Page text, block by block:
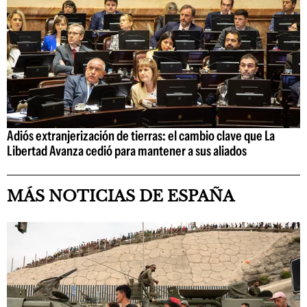
Adiós extranjerización de tierras: el cambio clave que La
Libertad Avanza cedió para mantener a sus aliados
MÁS NOTICIAS DE ESPAÑA